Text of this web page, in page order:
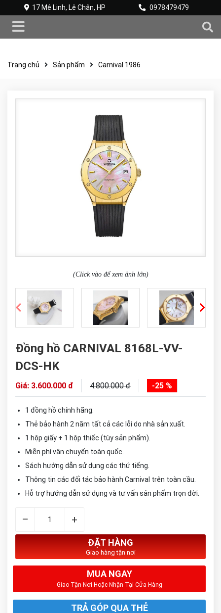
17 Mê Linh, Lê Chân, HP 0978479479
Trang chủ Sản phẩm Carnival 1986
(Click vào để xem ảnh lớn)
Đồng hồ CARNIVAL 8168L-VV-
DCS-HK
Giá: 3.600.000 đ 4.800.000 đ -25 %
1 đồng hồ chính hãng.
Thẻ bảo hành 2 năm tất cả các lỗi do nhà sản xuất.
1 hộp giấy + 1 hộp thiếc (tùy sản phẩm).
Miễn phí vận chuyển toàn quốc.
Sách hướng dẫn sử dụng các thứ tiếng.
Thông tin các đối tác bảo hành Carnival trên toàn cầu.
Hỗ trợ hướng dẫn sử dụng và tư vấn sản phẩm trọn đời.
– +
ĐẶT HÀNG
Giao hàng tận nơi
MUA NGAY
Giao Tận Nơi Hoặc Nhận Tại Cửa Hàng
TRẢ GÓP QUA THẺ